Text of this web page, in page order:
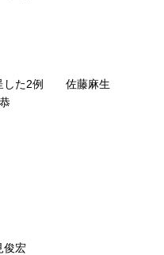
呈した2例 佐藤麻生
宏